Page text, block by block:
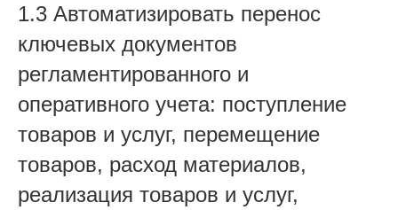
1.3 Автоматизировать перенос
ключевых документов
регламентированного и
оперативного учета: поступление
товаров и услуг, перемещение
товаров, расход материалов,
реализация товаров и услуг,